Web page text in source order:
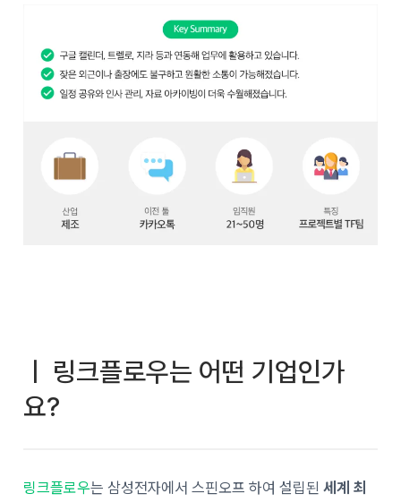
ㅣ 링크플로우는 어떤 기업인가
요?
링크플로우는 삼성전자에서 스핀오프 하여 설립된세계 최